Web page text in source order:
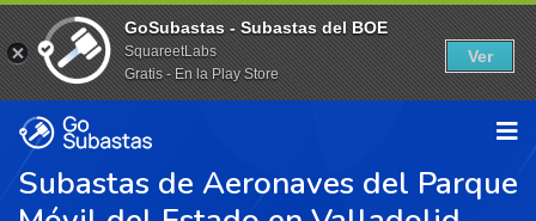
Subastas de Aeronaves del Parque
GoSubastas - Subastas del BOE
SquareetLabs
Gratis - En la Play Store
Ver